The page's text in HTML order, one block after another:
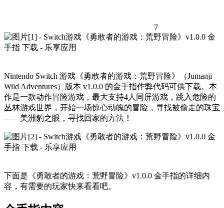
7
Nintendo Switch 游戏《勇敢者的游戏：荒野冒险》（Jumanji
Wild Adventures）版本 v1.0.0 的金手指作弊代码可供下载。本
作是一款动作冒险游戏，最大支持4人同屏游戏，跳入危险的
丛林游戏世界，开始一场惊心动魄的冒险，寻找被偷走的珠宝
——美洲豹之眼，寻找回家的方法！
下面是《勇敢者的游戏：荒野冒险》v1.0.0 金手指的详细内
容，有需要的玩家快来看看吧。